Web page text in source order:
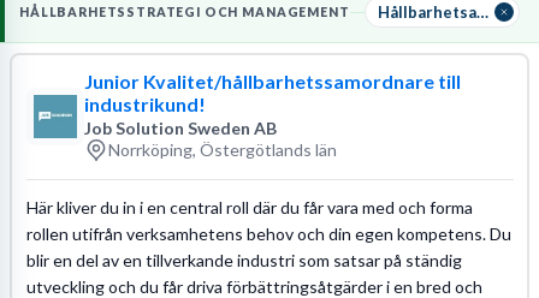
HÅLLBARHETSSTRATEGI OCH MANAGEMENT Hållbarhetsarbete, övrigt
Junior Kvalitet/hållbarhetssamordnare till
industrikund!
Job Solution Sweden AB
Norrköping, Östergötlands län
Här kliver du in i en central roll där du får vara med och forma
rollen utifrån verksamhetens behov och din egen kompetens. Du
blir en del av en tillverkande industri som satsar på ständig
utveckling och du får driva förbättringsåtgärder i en bred och